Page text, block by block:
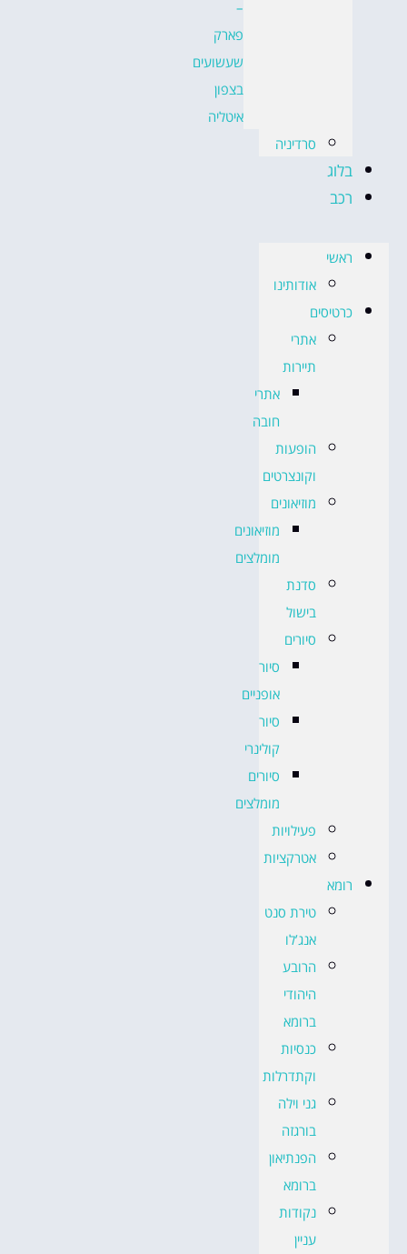
–
פארק
שעשועים
בצפון
איטליה
סרדיניה
בלוג
רכב
ראשי
אודותינו
כרטיסים
אתרי
תיירות
אתרי
חובה
הופעות
וקונצרטים
מוזיאונים
מוזיאונים
מומלצים
סדנת
בישול
סיורים
סיור
אופניים
סיור
קולינרי
סיורים
מומלצים
פעילויות
אטרקציות
רומא
טירת סנט
אנג’לו
הרובע
היהודי
ברומא
כנסיות
וקתדרלות
גני וילה
בורגזה
הפנתיאון
ברומא
נקודות
עניין